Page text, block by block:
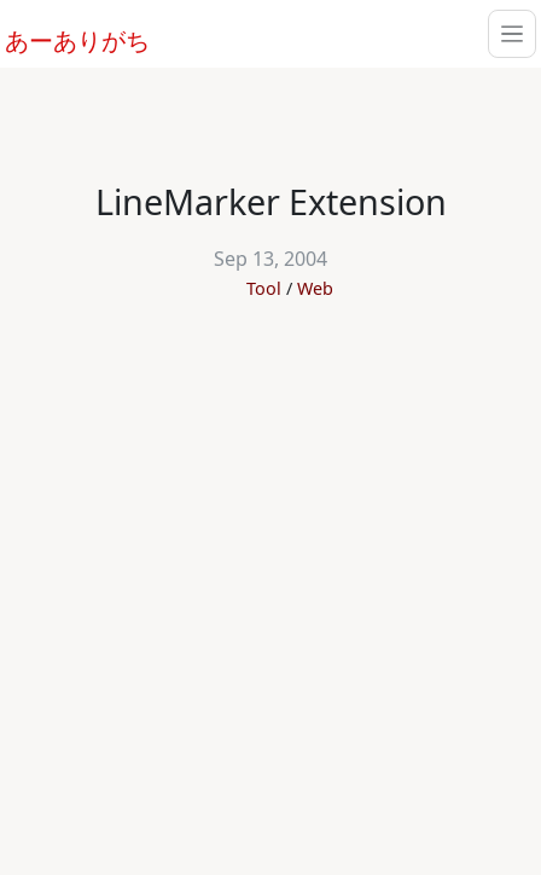
あーありがち
LineMarker Extension
Sep 13, 2004
Tool Web